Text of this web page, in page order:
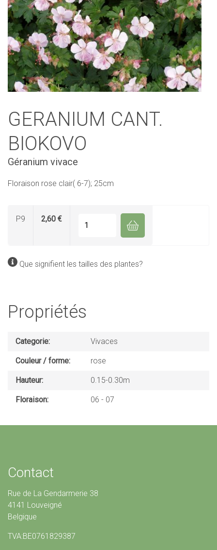
GERANIUM CANT.
BIOKOVO
Géranium vivace
Floraison rose clair( 6-7); 25cm
P9 2,60 €
Que signifient les tailles des plantes?
Propriétés
Categorie Vivaces
Couleur / forme rose
Hauteur 0.15-0.30m
Floraison 06 07
Contact
Rue de La Gendarmerie 38
4141 Louveigné
Belgique
TVA:BE0761829387